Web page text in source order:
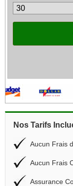
Nos Tarifs
Aucun Frais
Aucun Frais
Assurance